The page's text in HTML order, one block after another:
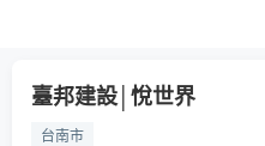
臺邦建設│悅世界
台南市